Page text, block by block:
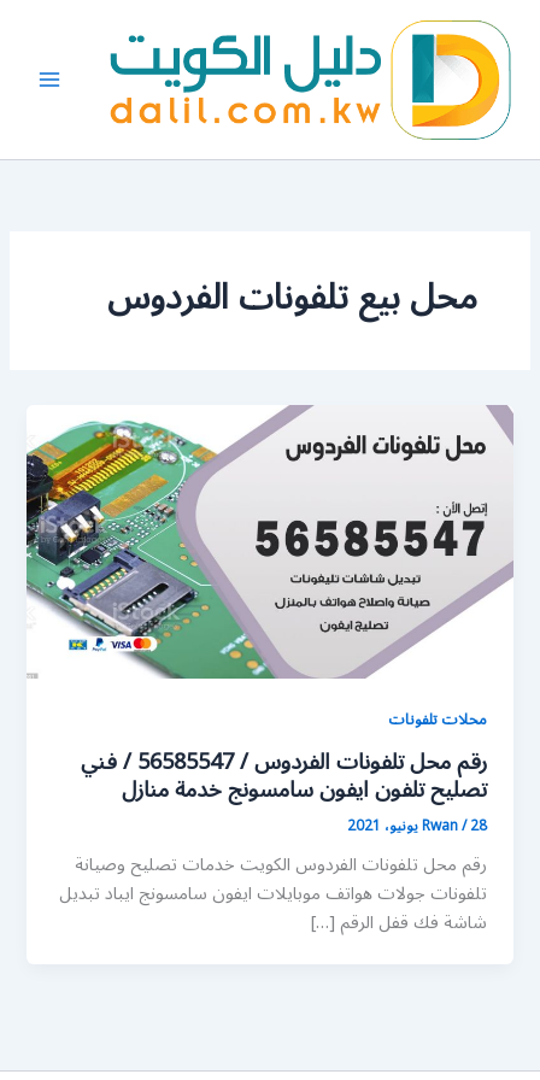
المحتوى
محل بيع تلفونات الفردوس
محلات تلفونات
رقم محل تلفونات الفردوس / 56585547 / فني
تصليح تلفون ايفون سامسونج خدمة منازل
Rwan/28 يونيو، 2021
رقم محل تلفونات الفردوس الكويت خدمات تصليح وصيانة
تلفونات جولات هواتف موبايلات ايفون سامسونج ايباد تبديل
شاشة فك قفل الرقم […]